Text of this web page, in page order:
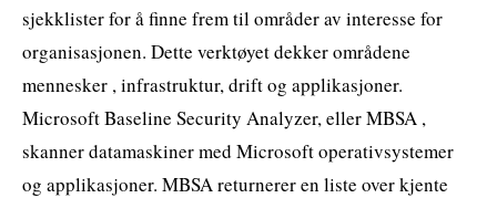
sjekklister for å finne frem til områder av interesse for
organisasjonen. Dette verktøyet dekker områdene
mennesker , infrastruktur, drift og applikasjoner.
Microsoft Baseline Security Analyzer, eller MBSA ,
skanner datamaskiner med Microsoft operativsystemer
og applikasjoner. MBSA returnerer en liste over kjente